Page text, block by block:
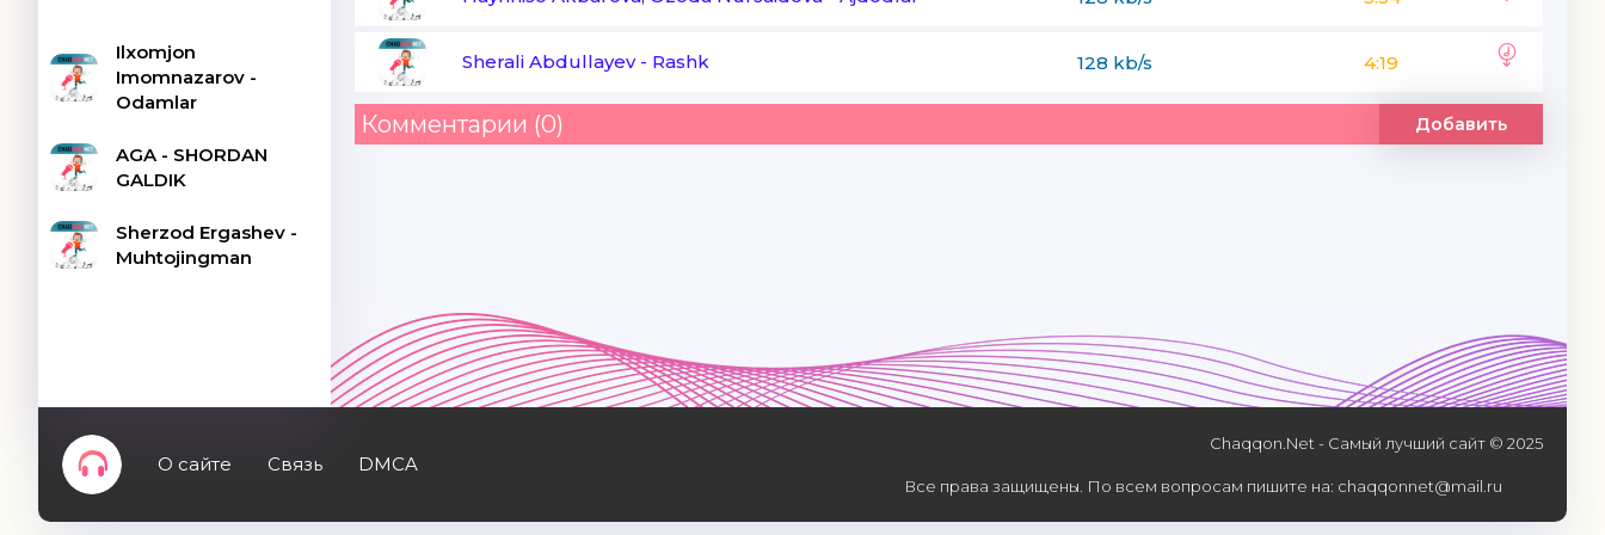
Ilxomjon
Imomnazarov -
Odamlar
AGA - SHORDAN
GALDIK
Sherzod Ergashev -
Muhtojingman
Sherali Abdullayev- Rashk 128 kb/s 4:19
Комментарии (0) Добавить
О сайте Связь DMCA
Chaqqon.Net - Самый лучший сайт © 2025
Все права защищены. По всем вопросам пишите на: chaqqonnet@mail.ru